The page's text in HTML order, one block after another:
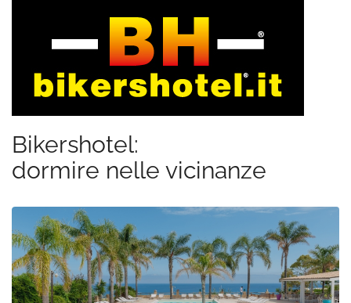
Bikershotel:
dormire nelle vicinanze